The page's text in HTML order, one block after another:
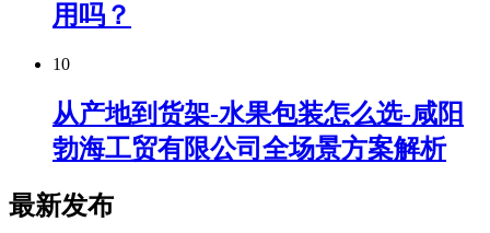
用吗？
10
从产地到货架-水果包装怎么选-咸阳
勃海工贸有限公司全场景方案解析
最新发布